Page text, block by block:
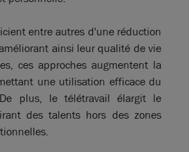
entre autres d'une réduction
ainsi leur qualité de vie
ces approches augmentent la
une utilisation efficace du
plus, le télétravail élargit le
des talents hors des zones